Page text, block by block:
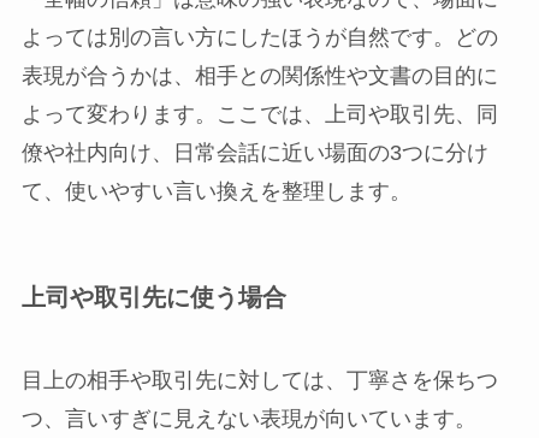
よっては別の言い方にしたほうが自然です。どの
表現が合うかは、相手との関係性や文書の目的に
よって変わります。ここでは、上司や取引先、同
僚や社内向け、日常会話に近い場面の3つに分け
て、使いやすい言い換えを整理します。
上司や取引先に使う場合
目上の相手や取引先に対しては、丁寧さを保ちつ
つ、言いすぎに見えない表現が向いています。